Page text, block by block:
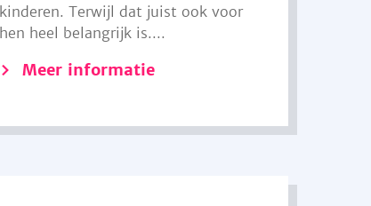
kinderen. Terwijl dat juist ook voor
hen heel belangrijk is....
Meer informatie